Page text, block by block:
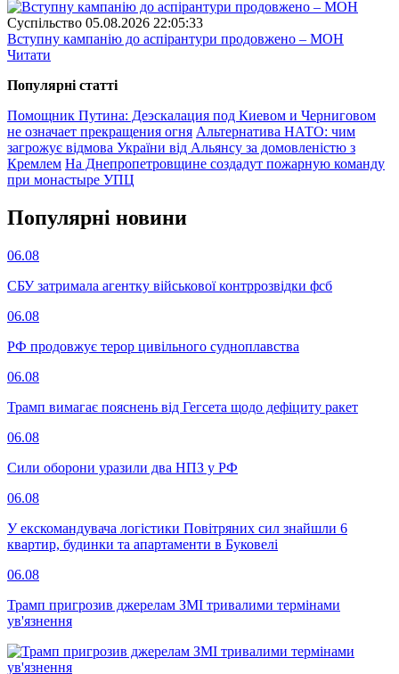
Суспiльство 05.08.2026 22:05:33
Вступну кампанію до аспірантури продовжено – МОН
Читати
Популярнi статтi
Помощник Путина: Деэскалация под Киевом и Черниговом
не означает прекращения огня Альтернатива НАТО: чим
загрожує відмова України від Альянсу за домовленістю з
Кремлем На Днепропетровщине создадут пожарную команду
при монастыре УПЦ
Популярнi новини
06.08
СБУ затримала агентку військової контррозвідки фсб
06.08
РФ продовжує терор цивільного судноплавства
06.08
Трамп вимагає пояснень від Гегсета щодо дефіциту ракет
06.08
Сили оборони уразили два НПЗ у РФ
06.08
У екскомандувача логістики Повітряних сил знайшли 6
квартир, будинки та апартаменти в Буковелі
06.08
Трамп пригрозив джерелам ЗМІ тривалими термінами
ув'язнення